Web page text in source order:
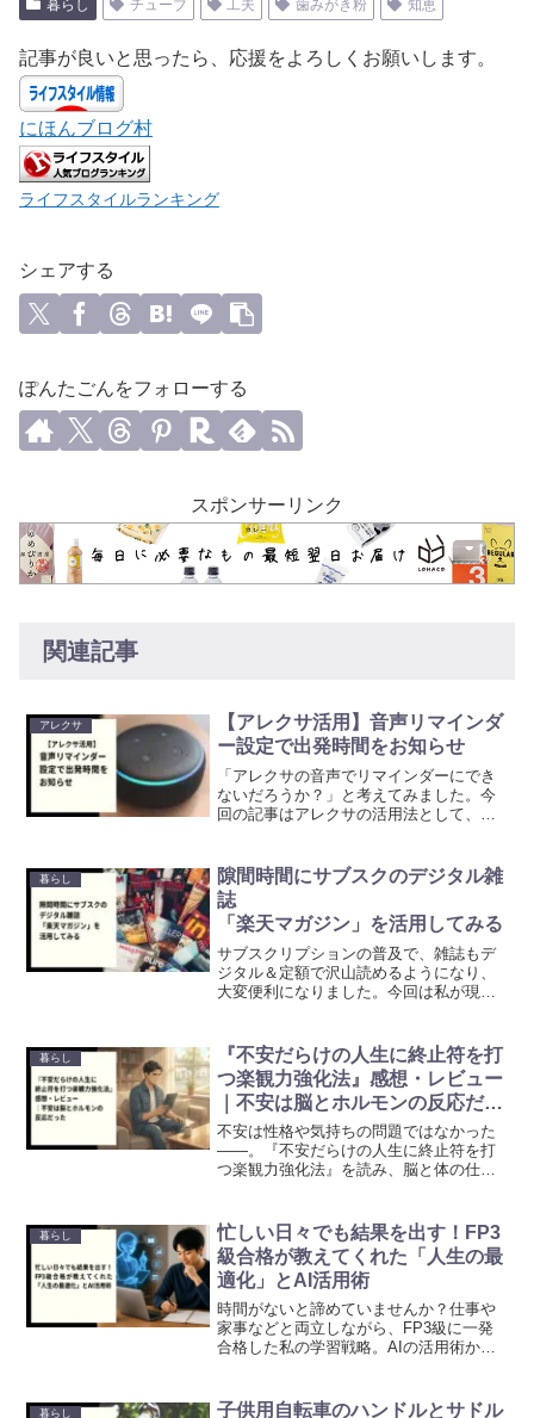
暮らし チューブ 工夫 歯みがき粉 知恵
記事が良いと思ったら、応援をよろしくお願いします。
にほんブログ村
ライフスタイルランキング
シェアする
ぽんたごんをフォローする
スポンサーリンク
関連記事
アレクサ
【アレクサ活用】音声リマインダ
ー設定で出発時間をお知らせ
「アレクサの音声でリマインダーにでき
ないだろうか？」と考えてみました。今
回の記事はアレクサの活用法として、リ
暮らし
隙間時間にサブスクのデジタル雑
誌
「楽天マガジン」を活用してみる
サブスクリプションの普及で、雑誌もデ
ジタル＆定額で沢山読めるようになり、
大変便利になりました。今回は私が現在
ます。
暮らし
『不安だらけの人生に終止符を打
つ楽観力強化法』感想・レビュー
｜不安は脳とホルモンの反応だっ
た
不安は性格や気持ちの問題ではなかった
——。『不安だらけの人生に終止符を打
つ楽観力強化法』を読み、脳と体の仕組
暮らし
忙しい日々でも結果を出す！FP3
級合格が教えてくれた「人生の最
適化」とAI活用術
時間がないと諦めていませんか？仕事や
家事などと両立しながら、FP3級に一発
合格した私の学習戦略。AIの活用術か
化のヒントをお届けします。
暮らし 子供用自転車のハンドルとサドル